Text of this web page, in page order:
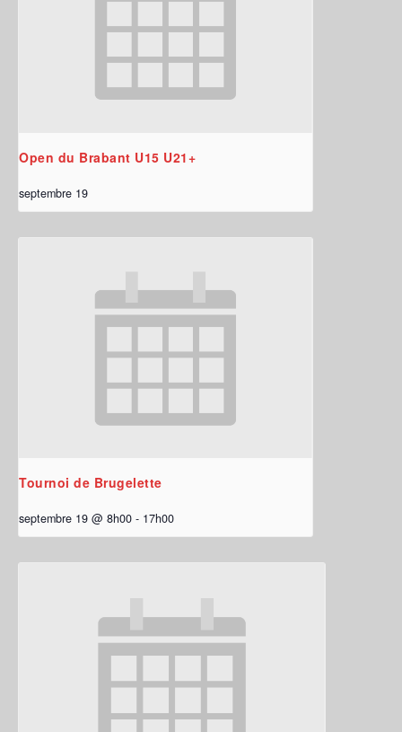
Open du Brabant U15 U21+
septembre 19
Tournoi de Brugelette
septembre 19 @ 8h00 - 17h00